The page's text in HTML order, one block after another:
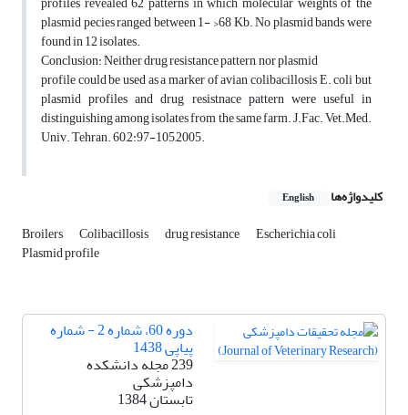
plasmid pecies ranged between 1- >68 Kb. No plasmid bands were
found in 12 isolates.
Conclusion: Neither drug resistance pattern, nor plasmid
profile could be used as a marker of avian colibacillosis E. coli but
plasmid profiles and drug resistnace pattern were useful in
distinguishing among isolates from the same farm. J.Fac. Vet.Med.
Univ. Tehran. 60,2:97-105,2005.
کلیدواژه‌ها English
Broilers Colibacillosis drug resistance Escherichia coli
Plasmid profile
دوره 60، شماره 2 - شماره
پیاپی 1438
239 مجله دانشکده
دامپزشکی
تابستان 1384